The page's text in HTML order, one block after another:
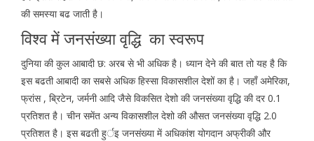
की समस्या बढ जाती है।
विश्व में जनसंख्या वृद्धि का स्वरूप
दुनिया की कुल आबादी छ: अरब से भी अधिक है। ध्यान देने की बात तो यह है कि
इस बढती आबादी का सबसे अधिक हिस्सा विकासशील देशों का है। जहाँ अमेरिका,
फ्रांस , ब्रिटेन, जर्मनी आदि जैसे विकसित देशो की जनसंख्या वृद्धि की दर 0.1
प्रतिशत है। चीन समेंत अन्य विकासशील देशो की औसत जनसंख्या वृद्धि 2.0
प्रतिशत है। इस बढती हुर्इ जनसंख्या में अधिकांश योगदान अफ्रीकी और